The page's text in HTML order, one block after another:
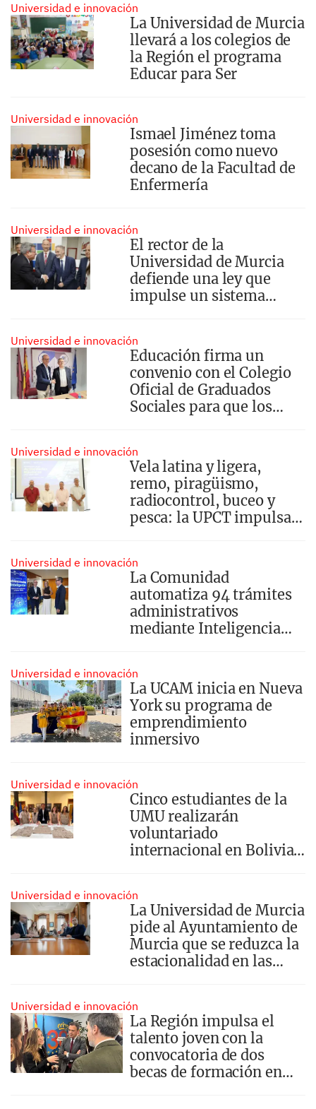
transformarán tu
experiencia universitaria
Universidad e innovación
La Universidad de Murcia
llevará a los colegios de
la Región el programa
Educar para Ser
Universidad e innovación
Ismael Jiménez toma
posesión como nuevo
decano de la Facultad de
Enfermería
Universidad e innovación
El rector de la
Universidad de Murcia
defiende una ley que
impulse un sistema
financiación suficiente
Universidad e innovación
Educación firma un
convenio con el Colegio
Oficial de Graduados
Sociales para que los
Universidad e innovación
Vela latina y ligera,
remo, piragüismo,
radiocontrol, buceo y
pesca: la UPCT impulsa
Universidad e innovación
La Comunidad
automatiza 94 trámites
administrativos
mediante Inteligencia
Universidad e innovación
La UCAM inicia en Nueva
York su programa de
emprendimiento
inmersivo
Universidad e innovación
Cinco estudiantes de la
UMU realizarán
voluntariado
internacional en Bolivia,
Universidad e innovación
La Universidad de Murcia
pide al Ayuntamiento de
Murcia que se reduzca la
estacionalidad en las
Universidad e innovación
La Región impulsa el
talento joven con la
convocatoria de dos
becas de formación en